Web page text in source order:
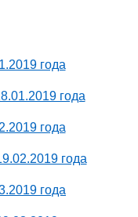
года
года
года
года
года